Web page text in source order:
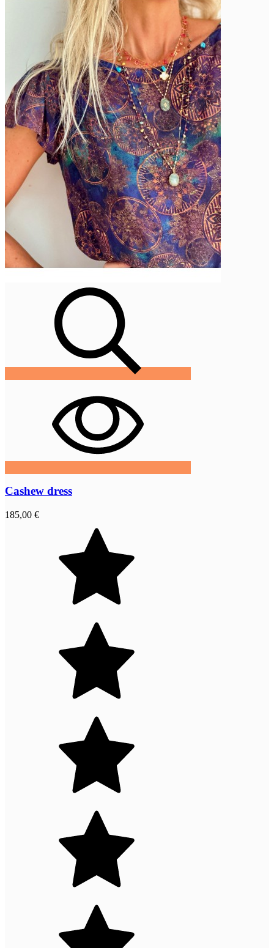
Cashew dress
185,00 €